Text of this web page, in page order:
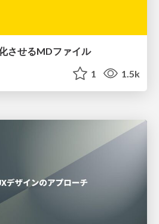
させるMDファイル
1 1.5k